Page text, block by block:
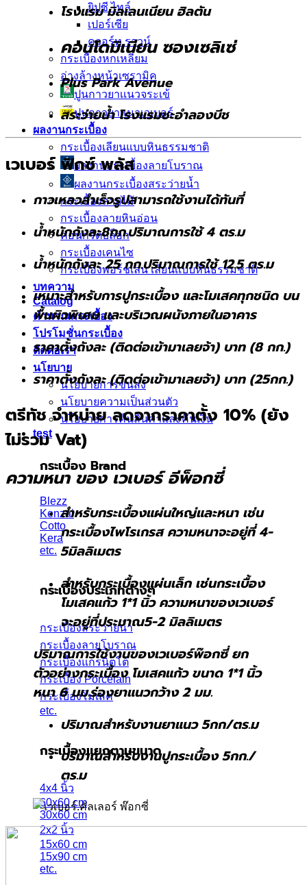
ยิปซี ไทล์
เปอร์เซีย
ควอร์ท ราวน์
กระเบื้องหกเหลี่ยม
อ่างล้างหน้าเซรามิค
ปูนกาวยาเเนวจระเข้
ปูนกาวยาเเนวเวเบอร์
ผลงานกระเบื้อง
กระเบื้องเลียนแบบหินธรรมชาติ
ผลงานกระเบื้องลายโบราณ
ผลงานกระเบื้องสระว่ายนํ้า
กระเบื้องลายไม้
กระเบื้องลายหินอ่อน
คอนกรีตบล็อก
กระเบื้องเคนไซ
กระเบื้องพอร์ชเลน เลียนเเบบหินธรรมชาติ
บทความ
Catalog
คำนวณกระเบื้อง
โปรโมชั่นกระเบื้อง
ติดต่อเรา
นโยบาย
นโยบายการขนส่ง
นโยบายความเป็นส่วนตัว
นโยบายการคืนสินค้าและคืนเงิน
test
กระเบื้อง Brand
Blezz
Kenzai
Cotto
Kera
etc.
กระเบื้องประเภทต่างๆ
กระเบื้องสระว่ายน้ำ
กระเบื้องลายโบราณ
กระเบื้องแกรนิตโต้
กระเบื้อง Porcelain
กระเบื้องโมเสค
etc.
กระเบื้องแยกตามขนาด
4x4 นิ้ว
60x60 cm
30x60 cm
2x2 นิ้ว
15x60 cm
15x90 cm
etc.
โรงแรม มิลเลนเนียน ฮิลตัน
คอนโดมิเนียน ซองเซลิเซ่
Plus Park Avenue
สระว่ายน้ำ โรงแรมชะอำลองบีช
เวเบอร์ ฟิกซ์ พลัส
กาวเหลวสำเร็จรูปสามารถใช้งานได้ทันที่
น้ำหนักถังละ8กก.ปริมาณการใช้ 4 ตร.ม
น้ำหนักถังละ 25 กก.ปริมาณการใช้ 12.5 ตร.ม
เหมาะสำหรับการปูกระเบื้อง และโมเสคทุกชนิด บน
พื้นผิวพิเศษ และบริเวณผนังภายในอาคาร
ราคาตั้งถังละ (ติดต่อเข้ามาเลยจ้า) บาท (8 กก.)
ราคาตั้งถังละ (ติดต่อเข้ามาเลยจ้า) บาท (25กก.)
ตรีทัช จำหน่าย ลดจากราคาตั้ง 10% (ยัง
ไม่รวม Vat)
ความหนา ของ เวเบอร์ อีพ็อกซี่
สำหรับกระเบื้องแผ่นใหญ่และหนา เช่น
กระเบื้องไพโรเกรส ความหนาจะอยู่ที่ 4-
5มิลลิเมตร
สำหรับกระเบื้องแผ่นเล็ก เช่นกระเบื้อง
โมเสคแก้ว 1*1 นิ้ว ความหนาของเวเบอร์
จะอยู่ที่ประมาณ5-2 มิลลิเมตร
ปริมาณการใช้งานของเวเบอร์พ๊อกซี่ ยก
ตัวอย่างกระเบื้อง โมเสคแก้ว ขนาด 1*1 นิ้ว
หนา 6 มม.ร่องยาแนวกว้าง 2 มม.
ปริมาณสำหรับงานยาแนว 5กก/ตร.ม
ปริมาณสำหรับงานปูกระเบื้อง 5กก./
ตร.ม